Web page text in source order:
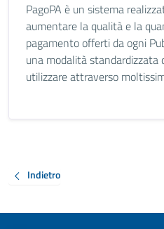
PagoPA è un sistema
aumentare la qualità e la
pagamento offerti da ogni
una modalità standardizzata
utilizzare attraverso
Indietro